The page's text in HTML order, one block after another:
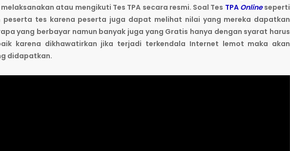
atau mengikuti Tes TPA secara resmi. Soal Tes TPA Onlineseperti
tes karena peserta juga dapat melihat nilai yang mereka dapatkan
yang berbayar namun banyak juga yang Gratis hanya dengan syarat harus
karena dikhawatirkan jika terjadi terkendala Internet lemot maka akan
didapatkan.